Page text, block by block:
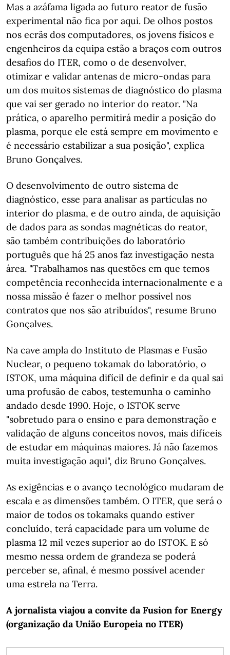
Mas a azáfama ligada ao futuro reator de fusão
experimental não fica por aqui. De olhos postos
nos ecrãs dos computadores, os jovens físicos e
engenheiros da equipa estão a braços com outros
desafios do ITER, como o de desenvolver,
otimizar e validar antenas de micro-ondas para
um dos muitos sistemas de diagnóstico do plasma
que vai ser gerado no interior do reator. "Na
prática, o aparelho permitirá medir a posição do
plasma, porque ele está sempre em movimento e
é necessário estabilizar a sua posição", explica
Bruno Gonçalves.
O desenvolvimento de outro sistema de
diagnóstico, esse para analisar as partículas no
interior do plasma, e de outro ainda, de aquisição
de dados para as sondas magnéticas do reator,
são também contribuições do laboratório
português que há 25 anos faz investigação nesta
área. "Trabalhamos nas questões em que temos
competência reconhecida internacionalmente e a
nossa missão é fazer o melhor possível nos
contratos que nos são atribuídos", resume Bruno
Gonçalves.
Na cave ampla do Instituto de Plasmas e Fusão
Nuclear, o pequeno tokamak do laboratório, o
ISTOK, uma máquina difícil de definir e da qual sai
uma profusão de cabos, testemunha o caminho
andado desde 1990. Hoje, o ISTOK serve
"sobretudo para o ensino e para demonstração e
validação de alguns conceitos novos, mais difíceis
de estudar em máquinas maiores. Já não fazemos
muita investigação aqui", diz Bruno Gonçalves.
As exigências e o avanço tecnológico mudaram de
escala e as dimensões também. O ITER, que será o
maior de todos os tokamaks quando estiver
concluído, terá capacidade para um volume de
plasma 12 mil vezes superior ao do ISTOK. E só
mesmo nessa ordem de grandeza se poderá
perceber se, afinal, é mesmo possível acender
uma estrela na Terra.
A jornalista viajou a convite da Fusion for Energy
(organização da União Europeia no ITER)